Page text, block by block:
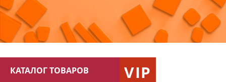
КАТАЛОГ ТОВАРОВ VIP